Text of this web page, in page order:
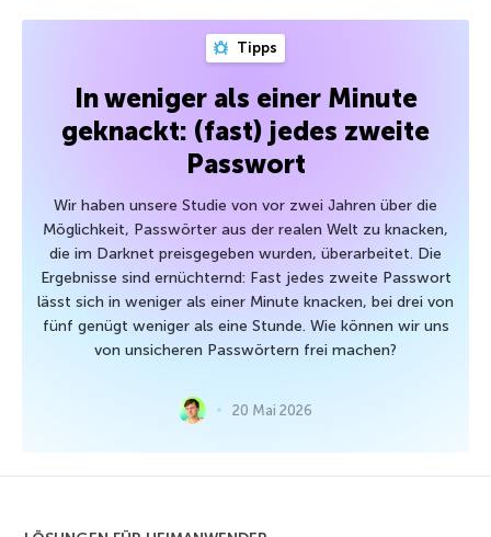
Tipps
In weniger als einer Minute
geknackt: (fast) jedes zweite
Passwort
Wir haben unsere Studie von vor zwei Jahren über die
Möglichkeit, Passwörter aus der realen Welt zu knacken,
die im Darknet preisgegeben wurden, überarbeitet. Die
Ergebnisse sind ernüchternd: Fast jedes zweite Passwort
lässt sich in weniger als einer Minute knacken, bei drei von
fünf genügt weniger als eine Stunde. Wie können wir uns
von unsicheren Passwörtern frei machen?
20 Mai 2026